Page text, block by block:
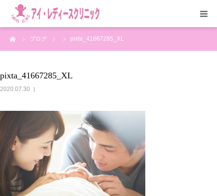
ブログ pixta_41667285_XL
pixta_41667285_XL
2020.07.30
HOME
アクセス
お問い合わせ